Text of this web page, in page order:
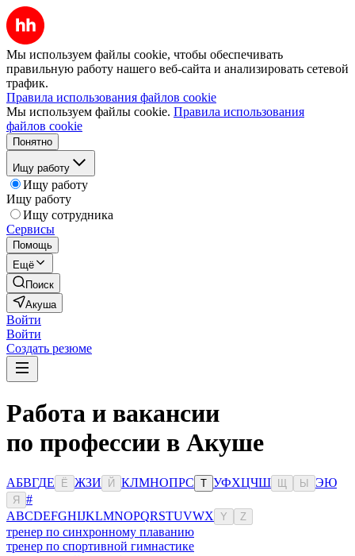
Мы используем файлы cookie, чтобы обеспечивать
правильную работу нашего веб-сайта и анализировать сетевой
трафик.
Правила использования файлов cookie
Мы используем файлы cookie. Правила использования
файлов cookie
Понятно
Ищу работу
Ищу работу
Ищу работу
Ищу сотрудника
Сервисы
Помощь
Ещё
Поиск
Акуша
Войти
Войти
Создать резюме
Работа и вакансии
по профессии в Акуше
АБВГДЕ Ё ЖЗИ Й КЛМНОПРС Т УФХЦЧШ Ы ЭЮ
Я
#
ABCDEFGHIJKLMNOPQRSTUVWX Y Z
тренер по синхронному плаванию
тренер по спортивной гимнастике